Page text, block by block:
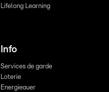
Lifelong Learning
Info
Services de garde
Loterie
Energieauer